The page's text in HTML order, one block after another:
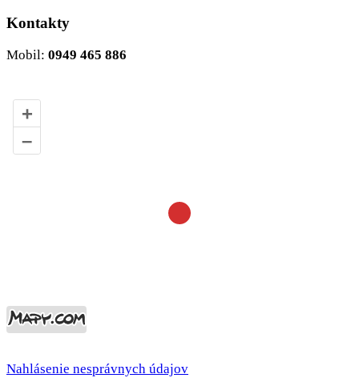
Kontakty
Mobil: 0949 465 886
+
–
Nahlásenie nesprávnych údajov